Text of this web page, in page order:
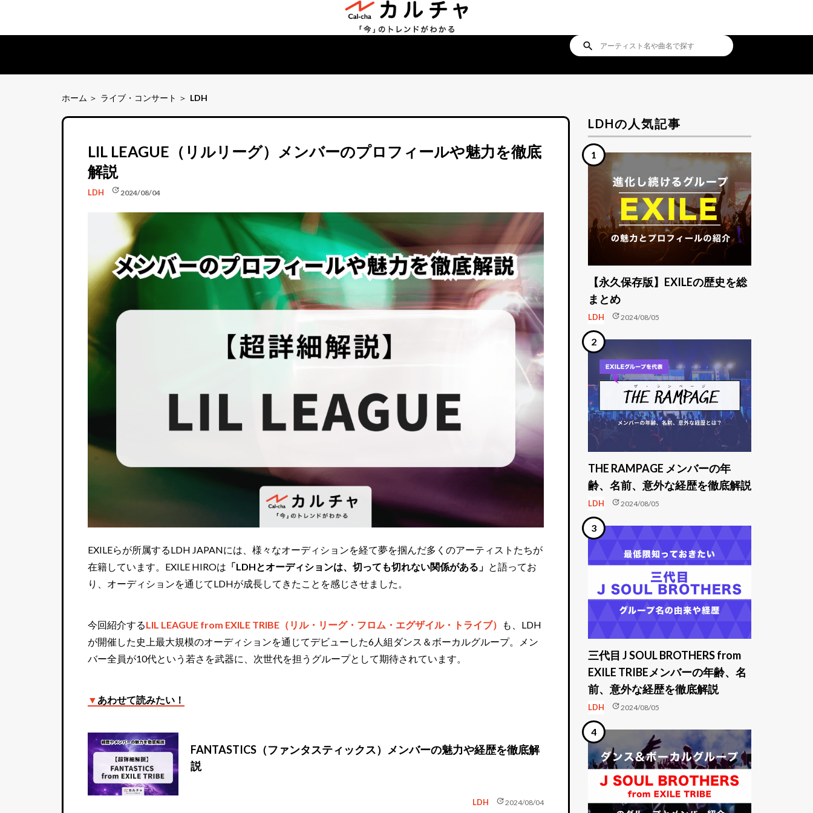
search
ホーム ライブ・コンサート LDH
LIL LEAGUE（リルリーグ）メンバーのプロフィールや魅力を徹底
解説
LDH update2024/08/04
EXILEらが所属するLDH JAPANには、様々なオーディションを経て夢を掴んだ多くのアーティストたちが
在籍しています。EXILE HIROは 「LDHとオーディションは、切っても切れない関係がある」 と語ってお
り、オーディションを通じてLDHが成長してきたことを感じさせました。
今回紹介するLIL LEAGUE from EXILE TRIBE（リル・リーグ・フロム・エグザイル・トライブ）
も、LDH
が開催した史上最大規模のオーディションを通じてデビューした6人組ダンス＆ボーカルグループ。メン
バー全員が10代という若さを武器に、次世代を担うグループとして期待されています。
▼ あわせて読みたい！
FANTASTICS（ファンタスティックス）メンバーの魅力や経歴を徹底解
説
LDH update2024/08/04
LDHの人気記事
【永久保存版】EXILEの歴史を総
まとめ
LDH update2024/08/05
THE RAMPAGE メンバーの年
齢、名前、意外な経歴を徹底解説
LDH update2024/08/05
三代目 J SOUL BROTHERS from
EXILE TRIBEメンバーの年齢、名
前、意外な経歴を徹底解説
LDH update2024/08/05